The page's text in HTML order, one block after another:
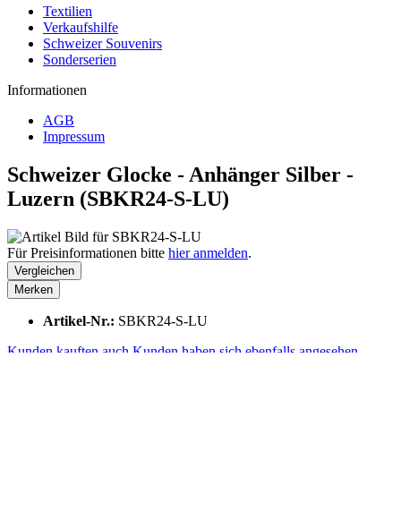
Textilien
Verkaufshilfe
Schweizer Souvenirs
Sonderserien
Informationen
AGB
Impressum
Schweizer Glocke - Anhänger Silber -
Luzern (SBKR24-S-LU)
Für Preisinformationen bitte hier anmelden.
Vergleichen
Merken
Artikel-Nr.: SBKR24-S-LU
Kunden kauften auch Kunden haben sich ebenfalls angesehen